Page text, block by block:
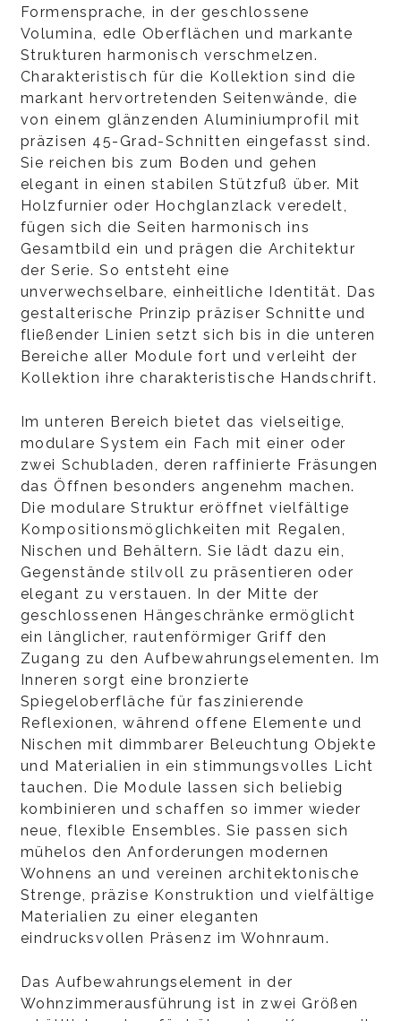
Formensprache, in der geschlossene
Volumina, edle Oberflächen und markante
Strukturen harmonisch verschmelzen.
Charakteristisch für die Kollektion sind die
markant hervortretenden Seitenwände, die
von einem glänzenden Aluminiumprofil mit
präzisen 45-Grad-Schnitten eingefasst sind.
Sie reichen bis zum Boden und gehen
elegant in einen stabilen Stützfuß über. Mit
Holzfurnier oder Hochglanzlack veredelt,
fügen sich die Seiten harmonisch ins
Gesamtbild ein und prägen die Architektur
der Serie. So entsteht eine
unverwechselbare, einheitliche Identität. Das
gestalterische Prinzip präziser Schnitte und
fließender Linien setzt sich bis in die unteren
Bereiche aller Module fort und verleiht der
Kollektion ihre charakteristische Handschrift.
Im unteren Bereich bietet das vielseitige,
modulare System ein Fach mit einer oder
zwei Schubladen, deren raffinierte Fräsungen
das Öffnen besonders angenehm machen.
Die modulare Struktur eröffnet vielfältige
Kompositionsmöglichkeiten mit Regalen,
Nischen und Behältern. Sie lädt dazu ein,
Gegenstände stilvoll zu präsentieren oder
elegant zu verstauen. In der Mitte der
geschlossenen Hängeschränke ermöglicht
ein länglicher, rautenförmiger Griff den
Zugang zu den Aufbewahrungselementen. Im
Inneren sorgt eine bronzierte
Spiegeloberfläche für faszinierende
Reflexionen, während offene Elemente und
Nischen mit dimmbarer Beleuchtung Objekte
und Materialien in ein stimmungsvolles Licht
tauchen. Die Module lassen sich beliebig
kombinieren und schaffen so immer wieder
neue, flexible Ensembles. Sie passen sich
mühelos den Anforderungen modernen
Wohnens an und vereinen architektonische
Strenge, präzise Konstruktion und vielfältige
Materialien zu einer eleganten
eindrucksvollen Präsenz im Wohnraum.
Das Aufbewahrungselement in der
Wohnzimmerausführung ist in zwei Größen